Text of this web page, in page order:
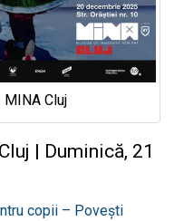
MINA Cluj
| Duminică, 21
copii – Povești